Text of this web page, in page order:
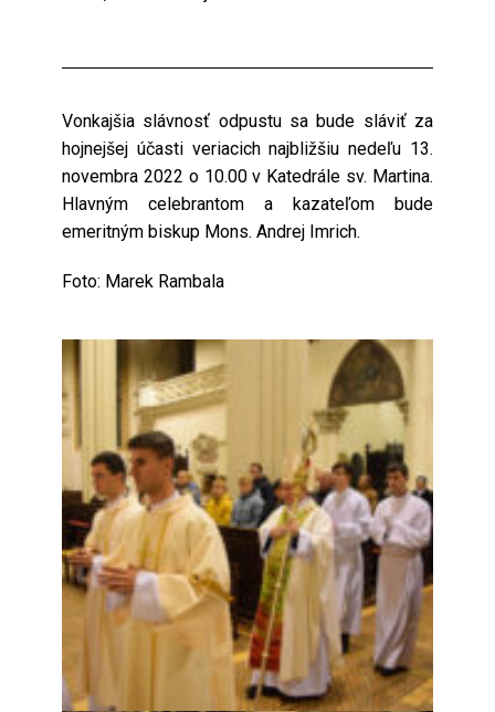
Vonkajšia slávnosť odpustu sa bude sláviť za
hojnejšej účasti veriacich najbližšiu nedeľu 13.
novembra 2022 o 10.00 v Katedrále sv. Martina.
Hlavným celebrantom a kazateľom bude
emeritným biskup Mons. Andrej Imrich.
Foto: Marek Rambala